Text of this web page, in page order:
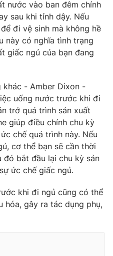
Việt Nam
024.38 355 932
nước vào ban đêm chính
sau khi tỉnh dậy. Nếu
đi vệ sinh mà không hề
này có nghĩa tình trạng
giấc ngủ của bạn đang
khác - Amber Dixon -
uống nước trước khi đi
trở quá trình sản xuất
giúp điều chỉnh chu kỳ
chế quá trình này. Nếu
cơ thể bạn sẽ cần thời
đó bắt đầu lại chu kỳ sản
ức chế giấc ngủ.
khi đi ngủ cũng có thể
hóa, gây ra tác dụng phụ,